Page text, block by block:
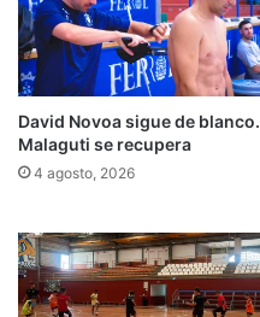
David Novoa sigue de blanco.
Malaguti se recupera
4 agosto, 2026